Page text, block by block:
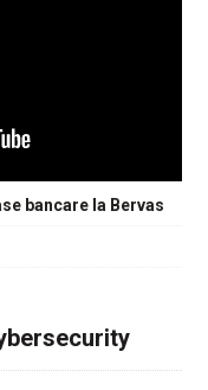
bancare la Bervas